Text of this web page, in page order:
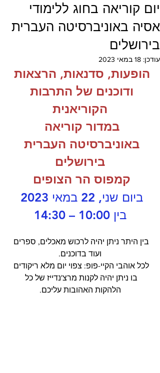
יום קוריאה בחוג ללימודי
אסיה באוניברסיטה העברית
בירושלים
עודכן: 18 במאי 2023
הופעות, סדנאות, הרצאות
ודוכנים של התרבות
הקוריאנית
במדור קוריאה
באוניברסיטה העברית
בירושלים
קמפוס הר הצופים
‏בין ‏‏10:00‏‏ – ‏‏14:30
בין היתר ניתן יהיה לרכוש מאכלים, ספרים
ועוד בדוכנים.
לכל אוהבי הקיי-פופ: צפוי יום מלא ריקודים
בו ניתן יהיה לקנות מרצ'נדייז של כל
הלהקות האהובות עליכם.